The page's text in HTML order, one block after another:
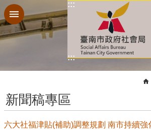
跳到主要內容區塊
:::
:::
新聞稿專區
六大社福津貼(補助)調整規劃 南市持續強